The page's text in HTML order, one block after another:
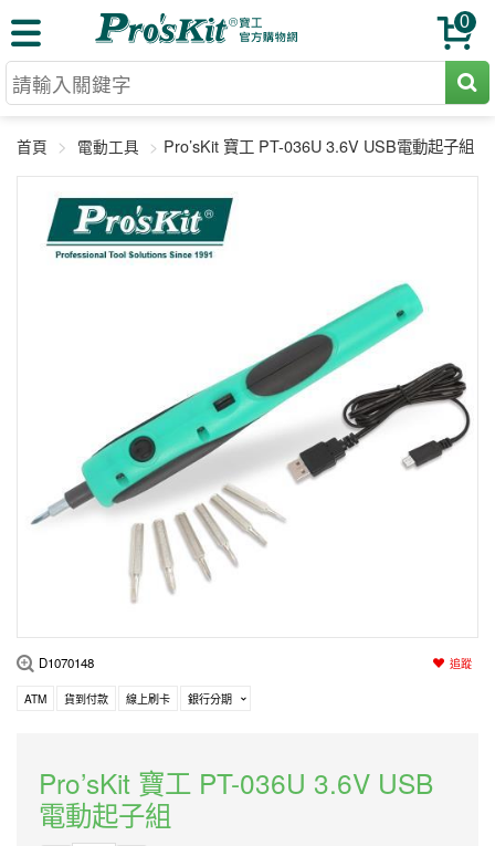
0
壓著鉗
起子工具
手鉗工具
放大工具
精密鑷子
綜合工具
烙鐵頭
三用電錶
通訊儀器
環境儀錶
各式鉤錶
A+B 組合
初階款8+
中階款12＋
高階挑戰款
課程教材
多合一系列
報價諮詢
訂單查詢
售後服務
舊換新方案
新品上市
首頁 電動工具 Pro’sKit 寶工 PT-036U 3.6V USB電動起子組
D1070148 追蹤
ATM 貨到付款 線上刷卡 銀行分期
Pro’sKit 寶工 PT-036U 3.6V USB
電動起子組